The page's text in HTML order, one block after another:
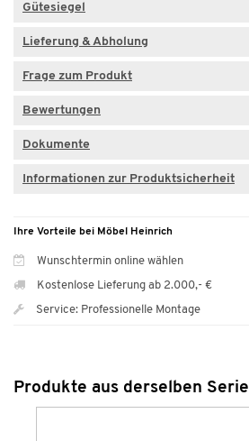
Gütesiegel
Lieferung & Abholung
Frage zum Produkt
Bewertungen
Dokumente
Informationen zur Produktsicherheit
Ihre Vorteile bei Möbel Heinrich
Wunschtermin online wählen
Kostenlose Lieferung ab 2.000,- €
Service: Professionelle Montage
Produkte aus derselben Serie